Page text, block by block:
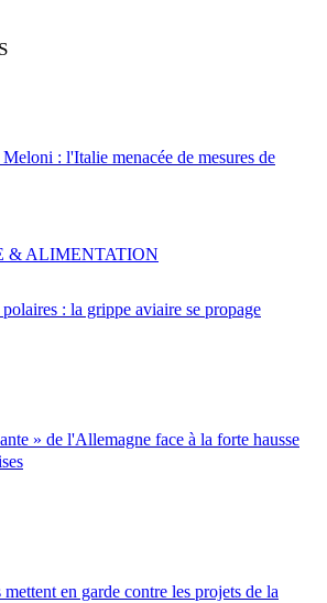
: l'Italie menacée de mesures de
: la grippe aviaire se propage
& ALIMENTATION
» de l'Allemagne face à la forte hausse
en garde contre les projets de la